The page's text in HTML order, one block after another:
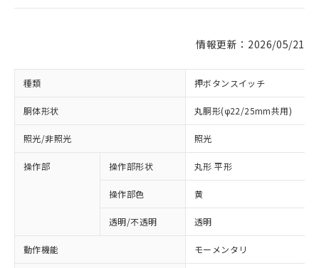
情報更新：2026/05/21
種類 押ボタンスイッチ
胴体形状 丸胴形(φ22/25mm共用)
照光/非照光 照光
操作部 操作部形状 丸形 平形
操作部色 黄
透明/不透明 透明
動作機能 モーメンタリ